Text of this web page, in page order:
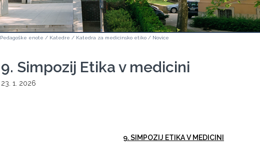
Pedagoške enote / Katedre / Katedra za medicinsko etiko / Novice
9. Simpozij Etika v medicini
23. 1. 2026
9. SIMPOZIJ ETIKA V MEDICINI